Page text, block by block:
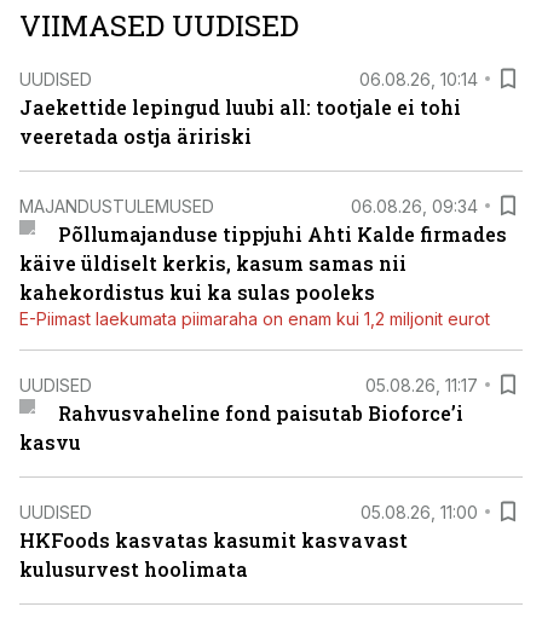
VIIMASED UUDISED
UUDISED 06.08.26, 10:14
Jaekettide lepingud luubi all: tootjale ei tohi
veeretada ostja äririski
MAJANDUSTULEMUSED 06.08.26, 09:34
Põllumajanduse tippjuhi Ahti Kalde firmades
käive üldiselt kerkis, kasum samas nii
kahekordistus kui ka sulas pooleks
E-Piimast laekumata piimaraha on enam kui 1,2 miljonit eurot
UUDISED 05.08.26, 11:17
Rahvusvaheline fond paisutab Bioforce’i
kasvu
UUDISED 05.08.26, 11:00
HKFoods kasvatas kasumit kasvavast
kulusurvest hoolimata